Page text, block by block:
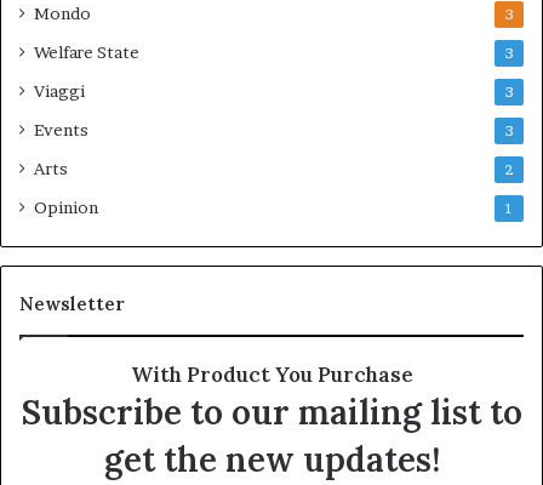
Mondo 3
Welfare State 3
Viaggi 3
Events 3
Arts 2
Opinion 1
Newsletter
With Product You Purchase
Subscribe to our mailing list to
get the new updates!